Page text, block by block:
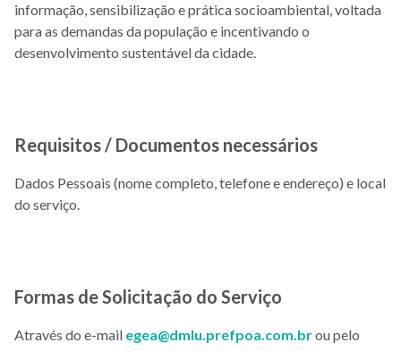
informação, sensibilização e prática socioambiental, voltada
para as demandas da população e incentivando o
desenvolvimento sustentável da cidade.
Requisitos / Documentos necessários
Dados Pessoais (nome completo, telefone e endereço) e local
do serviço.
Formas de Solicitação do Serviço
Através do e-mail egea@dmlu.prefpoa.com.brou pelo